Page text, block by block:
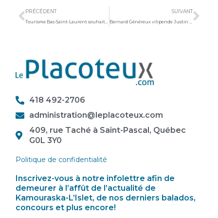
PRÉCÉDENT
Tourisme Bas-Saint-Laurent souhaite faire de la région un incontournable pour la pratique du vélo
SUIVANT
418 492-2706
administration@leplacoteux.com
409, rue Taché à Saint-Pascal, Québec
G0L 3Y0
Politique de confidentialité
Inscrivez-vous à notre infolettre afin de
demeurer à l’affût de l’actualité de
Kamouraska-L’Islet, de nos derniers balados,
concours et plus encore!